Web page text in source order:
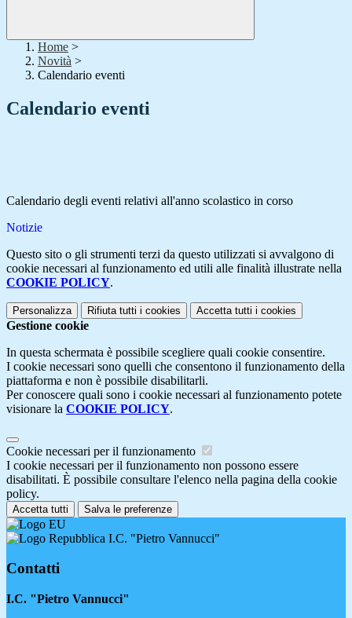
Home >
Novità >
Calendario eventi
Calendario eventi
Calendario degli eventi relativi all'anno scolastico in corso
Notizie
Questo sito o gli strumenti terzi da questo utilizzati si avvalgono di
cookie necessari al funzionamento ed utili alle finalità illustrate nella
COOKIE POLICY.
Personalizza Rifiuta tutti i cookies Accetta tutti i cookies
Gestione cookie
In questa schermata è possibile scegliere quali cookie consentire.
I cookie necessari sono quelli che consentono il funzionamento della
piattaforma e non è possibile disabilitarli.
Per conoscere quali sono i cookie necessari al funzionamento potete
visionare la COOKIE POLICY.
Cookie necessari per il funzionamento
I cookie necessari per il funzionamento non possono essere
disabilitati. È possibile consultare l'elenco nella pagina della cookie
policy.
Accetta tutti Salva le preferenze
I.C. "Pietro Vannucci"
Contatti
I.C. "Pietro Vannucci"